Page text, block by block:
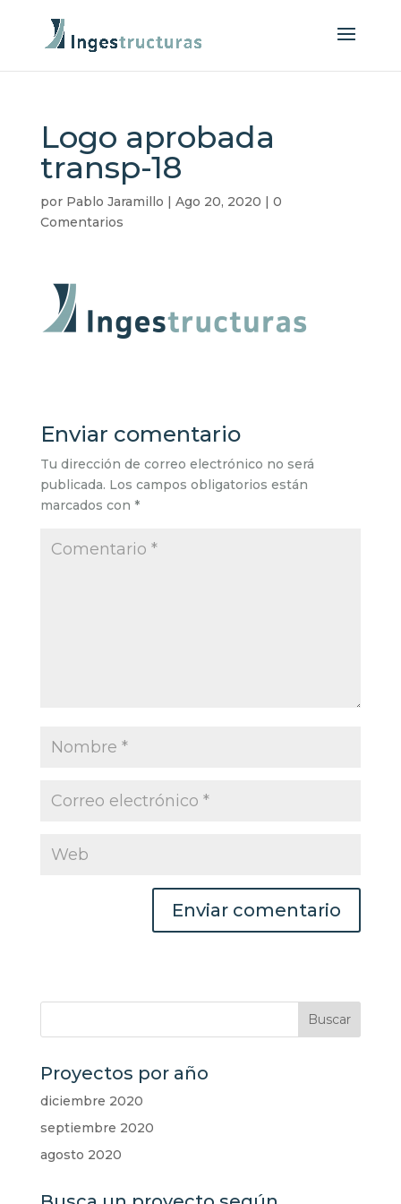
Logo aprobada
transp-18
por Pablo Jaramillo | Ago 20, 2020 | 0
Comentarios
Enviar comentario
Tu dirección de correo electrónico no será
publicada. Los campos obligatorios están
marcados con *
Proyectos por año
diciembre 2020
septiembre 2020
agosto 2020